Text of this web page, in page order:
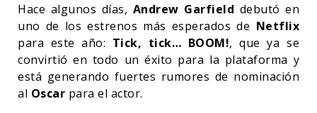
Hace algunos días, Andrew Garfield debutó en
uno de los estrenos más esperados de Netflix
para este año: Tick, tick… BOOM!, que ya se
convirtió en todo un éxito para la plataforma y
está generando fuertes rumores de nominación
al Oscar para el actor.